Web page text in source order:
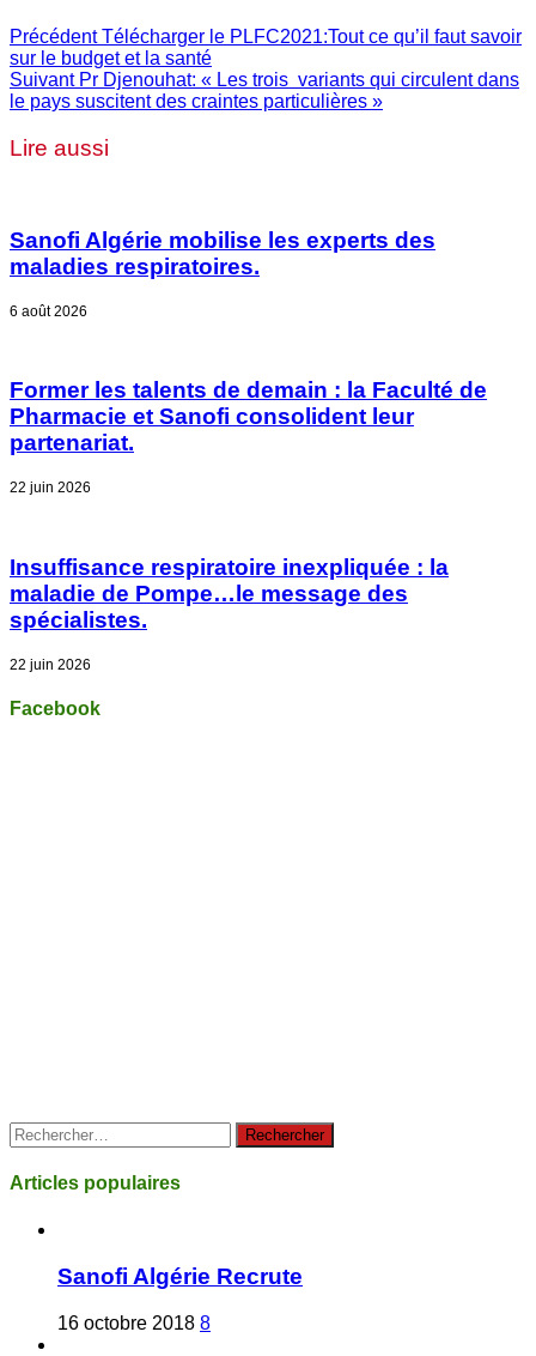
PrécédentTélécharger le PLFC2021:Tout ce qu’il faut savoir
sur le budget et la santé
SuivantPr Djenouhat: « Les trois variants qui circulent dans
le pays suscitent des craintes particulières »
Lire aussi
Sanofi Algérie mobilise les experts des
maladies respiratoires.
6 août 2026
Former les talents de demain : la Faculté de
Pharmacie et Sanofi consolident leur
partenariat.
22 juin 2026
Insuffisance respiratoire inexpliquée : la
maladie de Pompe…le message des
spécialistes.
22 juin 2026
Facebook
Rechercher :
Articles populaires
Sanofi Algérie Recrute
16 octobre 2018 8